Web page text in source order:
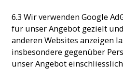
6.3 Wir verwenden Google
für unser Angebot gezielt
anderen Websites anzeigen
insbesondere gegenüber
unser Angebot